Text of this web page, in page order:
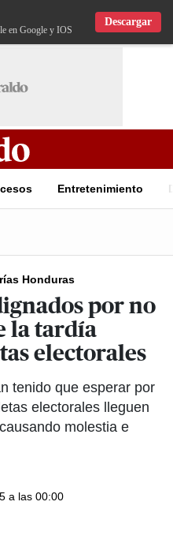
en Google y IOS
Descargar
Entretenimiento
Honduras
por no
la tardía
electorales
tenido que esperar por
electorales lleguen
molestia e
a las 00:00